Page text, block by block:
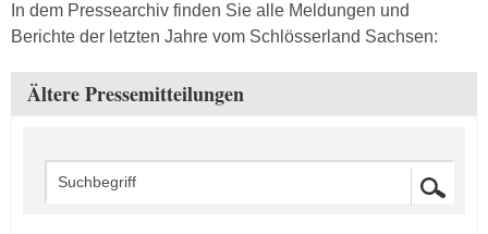
In dem Pressearchiv finden Sie alle Meldungen und
Berichte der letzten Jahre vom Schlösserland Sachsen:
Ältere Pressemitteilungen